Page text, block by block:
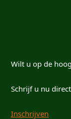
Wilt u op de
Schrijf u nu
Inschrijven